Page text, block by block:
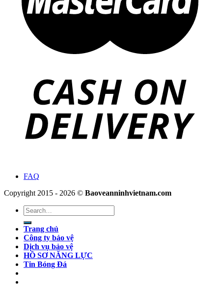
FAQ
Copyright 2015 - 2026 © Baoveanninhvietnam.com
Search
for:
Trang chủ
Công ty bảo vệ
Dịch vụ bảo vệ
HỒ SƠ NĂNG LỰC
Tin Bóng Đá